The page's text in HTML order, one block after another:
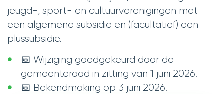
jeugd-, sport- en cultuurverenigingen met
een algemene subsidie en (facultatief) een
plussubsidie.
📅 Wijziging goedgekeurd door de
gemeenteraad in zitting van 1 juni 2026.
📅 Bekendmaking op 3 juni 2026.